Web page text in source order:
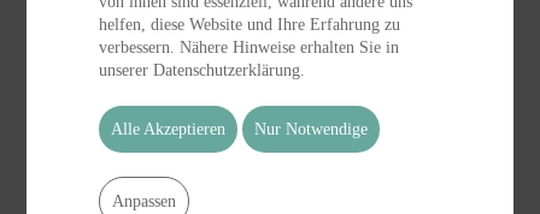
helfen, diese Website und Ihre Erfahrung zu
verbessern. Nähere Hinweise erhalten Sie in
unserer Datenschutzerklärung.
Alle Akzeptieren Nur Notwendige
Anpassen